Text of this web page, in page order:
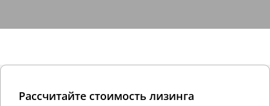
Рассчитайте стоимость лизинга